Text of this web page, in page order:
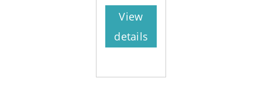
View
details